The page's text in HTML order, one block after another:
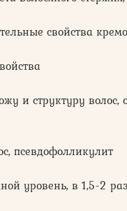
свойства
и структуру
псевдофолликулит
уровень, в 1,5-2